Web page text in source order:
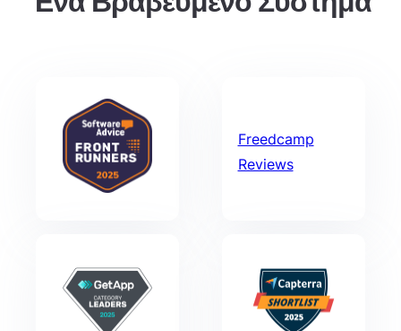
Freedcamp
Reviews